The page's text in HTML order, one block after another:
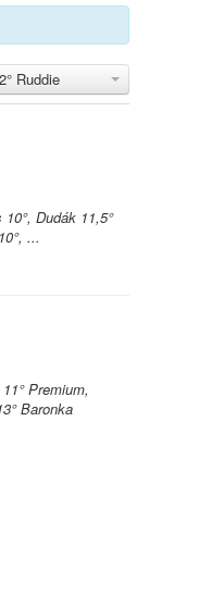
Ruddie
Dudák 11,5°
...
Premium,
Baronka